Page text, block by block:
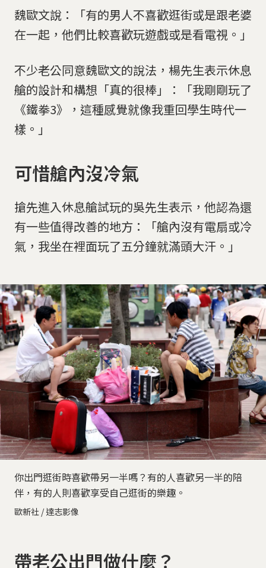
魏歐文說：「有的男人不喜歡逛街或是跟老婆
在一起，他們比較喜歡玩遊戲或是看電視。」
不少老公同意魏歐文的說法，楊先生表示休息
艙的設計和構想「真的很棒」：「我剛剛玩了
《鐵拳3》，這種感覺就像我重回學生時代一
樣。」
可惜艙內沒冷氣
搶先進入休息艙試玩的吳先生表示，他認為還
有一些值得改善的地方：「艙內沒有電扇或冷
氣，我坐在裡面玩了五分鐘就滿頭大汗。」
你出門逛街時喜歡帶另一半嗎？有的人喜歡另一半的陪
伴，有的人則喜歡享受自己逛街的樂趣。
歐新社 / 達志影像
帶老公出門做什麼？